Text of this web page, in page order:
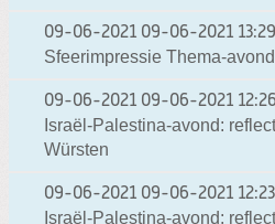
09-06-2021 09-06-2021 13:29
Sfeerimpressie Thema-
09-06-2021 09-06-2021 12:26
Israël-Palestina-avond:
Würsten
09-06-2021 09-06-2021 12:23
Israël-Palestina-avond: